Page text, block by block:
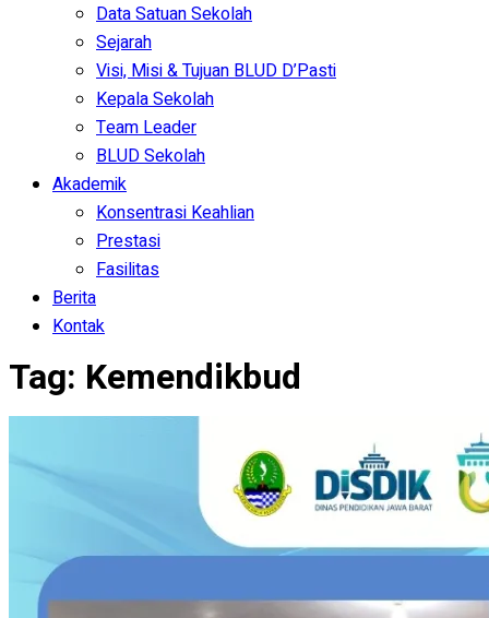
Data Satuan Sekolah
Sejarah
Visi, Misi & Tujuan BLUD D’Pasti
Kepala Sekolah
Team Leader
BLUD Sekolah
Akademik
Konsentrasi Keahlian
Prestasi
Fasilitas
Berita
Kontak
Tag: Kemendikbud